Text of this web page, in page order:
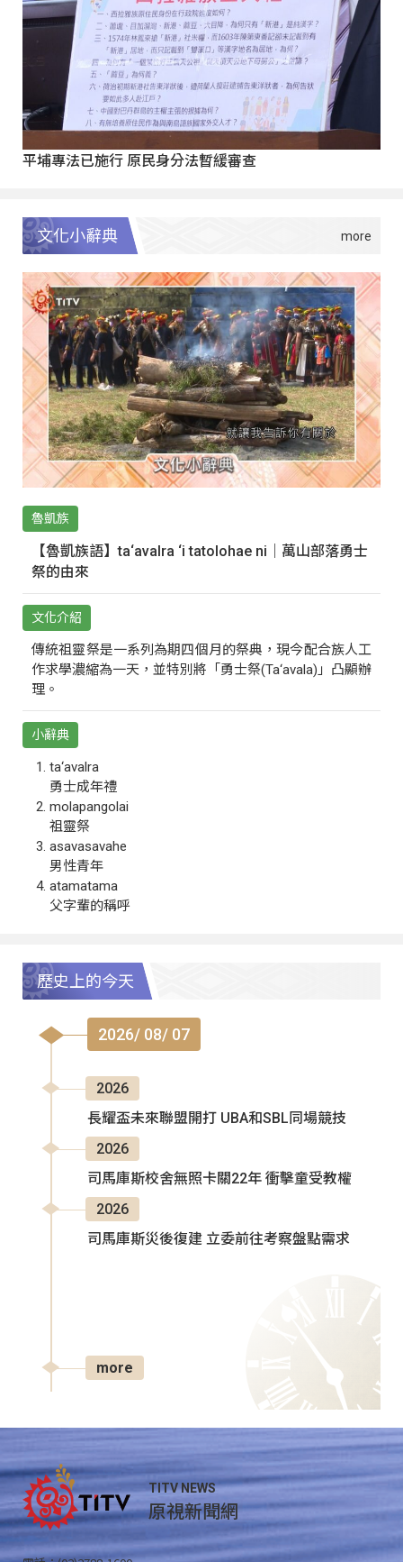
平埔專法已施行 原民身分法暫緩審查
文化小辭典
魯凱族
【魯凱族語】ta‘avalra ‘i tatolohae ni｜萬山部落勇士
祭的由來
文化介紹
傳統祖靈祭是一系列為期四個月的祭典，現今配合族人工
作求學濃縮為一天，並特別將「勇士祭(Ta‘avala)」凸顯辦
理。
小辭典
ta‘avalra
勇士成年禮
molapangolai
祖靈祭
asavasavahe
男性青年
atamatama
父字輩的稱呼
歷史上的今天
2026/ 08/ 07
2026
長耀盃未來聯盟開打 UBA和SBL同場競技
2026
司馬庫斯校舍無照卡關22年 衝擊童受教權
2026
司馬庫斯災後復建 立委前往考察盤點需求
more
TITV NEWS
原視新聞網